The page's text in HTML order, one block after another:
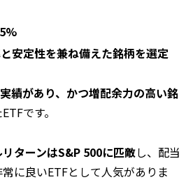
安定性を兼ね備えた銘柄を選定
績があり、かつ増配余力の高い銘
です。
ターンはS&P 500に匹敵し、配当
に良いETFとして人気がありま